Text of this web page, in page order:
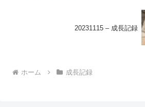
20231115 – 成長記録
ホーム 成長記録